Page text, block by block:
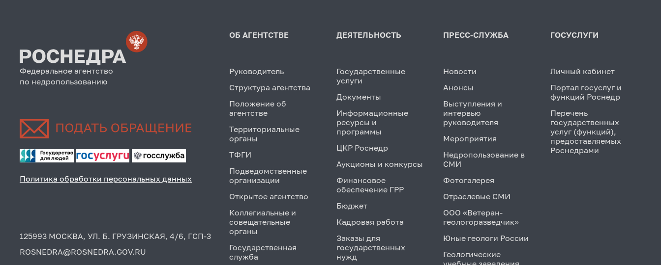
Федеральное агентство
по недропользованию
Политика обработки персональных данных
125993 МОСКВА, УЛ. Б. ГРУЗИНСКАЯ, 4/6, ГСП-3
ROSNEDRA@ROSNEDRA.GOV.RU
ОБ АГЕНТСТВЕ
Руководитель
Структура агентства
Положение об
агентстве
Территориальные
органы
ТФГИ
Подведомственные
организации
Открытое агентство
Коллегиальные и
совещательные
органы
Государственная
служба
ДЕЯТЕЛЬНОСТЬ
Государственные
услуги
Документы
Информационные
ресурсы и
программы
ЦКР Роснедр
Аукционы и конкурсы
Финансовое
обеспечение ГРР
Бюджет
Кадровая работа
Заказы для
государственных
нужд
ПРЕСС-СЛУЖБА
Новости
Анонсы
Выступления и
интервью
руководителя
Мероприятия
Недропользование в
СМИ
Фотогалерея
Отраслевые СМИ
ООО «Ветеран-
геологоразведчик»
Юные геологи России
Геологические
ГОСУСЛУГИ
Личный кабинет
Портал госуслуг и
функций Роснедр
Перечень
государственных
услуг (функций),
предоставляемых
Роснедрами